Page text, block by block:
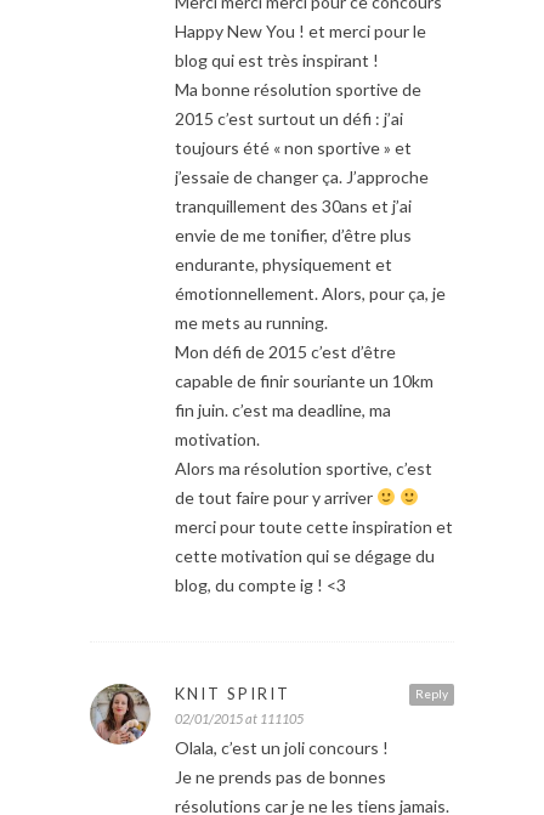
Happy New You ! et merci pour le
blog qui est très inspirant !
Ma bonne résolution sportive de
2015 c’est surtout un défi : j’ai
toujours été « non sportive » et
j’essaie de changer ça. J’approche
tranquillement des 30ans et j’ai
envie de me tonifier, d’être plus
endurante, physiquement et
émotionnellement. Alors, pour ça, je
me mets au running.
Mon défi de 2015 c’est d’être
capable de finir souriante un 10km
fin juin. c’est ma deadline, ma
motivation.
Alors ma résolution sportive, c’est
de tout faire pour y arriver
merci pour toute cette inspiration et
cette motivation qui se dégage du
blog, du compte ig ! <3
Reply
KNIT SPIRIT
02/01/2015 at 111105
Olala, c’est un joli concours !
Je ne prends pas de bonnes
résolutions car je ne les tiens jamais.